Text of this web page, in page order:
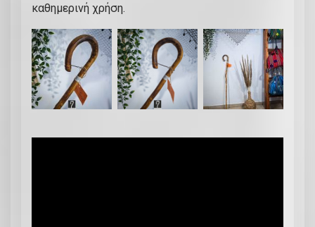
καθημερινή χρήση.